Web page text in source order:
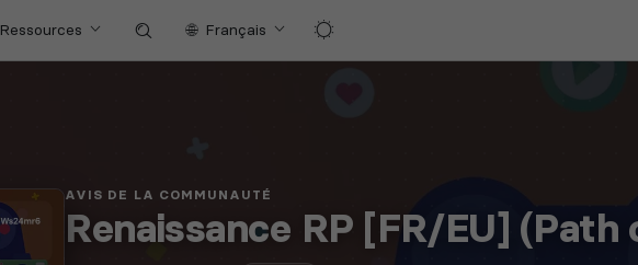
Ressources Français
AVIS DE LA COMMUNAUTÉ
Renaissance RP [FR/EU]